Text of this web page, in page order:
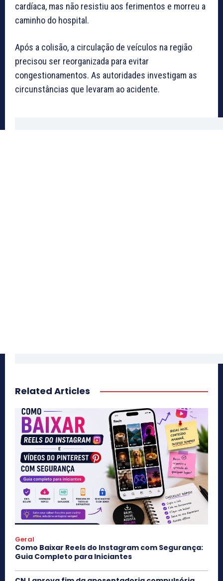
cardíaca, mas não resistiu aos ferimentos e morreu a
caminho do hospital.
Após a colisão, a circulação de veículos na região
precisou ser reorganizada para evitar
congestionamentos. As autoridades investigam as
circunstâncias que levaram ao acidente.
Related Articles
Geral
Como Baixar Reels do Instagram com Segurança:
Guia Completo para Iniciantes